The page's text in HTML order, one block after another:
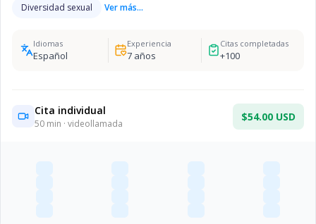
Diversidad sexual
Ver más...
Idiomas
Español
Experiencia
7años
Citas completadas
+100
Cita individual
50 min · videollamada
$54.00 USD